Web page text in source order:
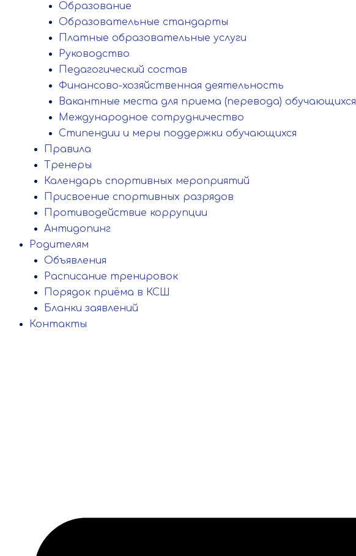
Образование
Образовательные стандарты
Платные образовательные услуги
Руководство
Педагогический состав
Финансово-хозяйственная деятельность
Вакантные места для приема (перевода) обучающихся
Международное сотрудничество
Стипендии и меры поддержки обучающихся
Правила
Тренеры
Календарь спортивных мероприятий
Присвоение спортивных разрядов
Противодействие коррупции
Антидопинг
Родителям
Объявления
Расписание тренировок
Порядок приёма в КСШ
Бланки заявлений
Контакты